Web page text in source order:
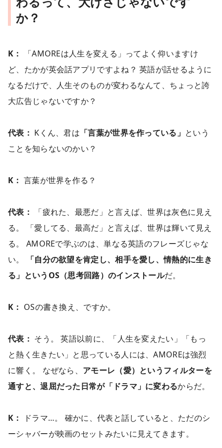
か？
K：
「AMOREは人生を変える」ってよく仰いますけ
ど、たかが英会話アプリですよね？ 英語が話せるように
なるだけで、人生そのものが変わるなんて、ちょっと誇
大広告じゃないですか？
代表： Kくん、君は 「言葉が世界を作っている」 という
ことを知らないのかい？
K： 言葉が世界を作る？
代表：
「疲れた、最悪だ」と言えば、世界は灰色に見え
る。 「愛してる、最高だ」と言えば、世界は輝いて見え
る。 AMOREで学ぶのは、単なる英語のフレーズじゃな
い。
「自分の欲望を肯定し、相手を愛し、情熱的に生き
る」というOS（思考回路）のインストールだ。
K： OSの書き換え、ですか。
代表： そう。 英語以前に、「人生を変えたい」「もっ
と熱く生きたい」と思っている人には、AMOREは強烈
に響く。 なぜなら、 アモーレ（愛）というフィルターを
通すと、退屈だった日常が「ドラマ」に変わるからだ。
K：
ドラマ…。 確かに、代表と話していると、ただのシ
ーシャバーが映画のセットみたいに見えてきます。